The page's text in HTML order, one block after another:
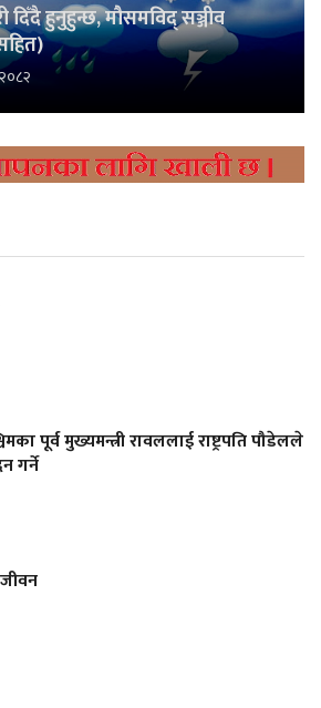
दिँदै हुनुहुन्छ, मौसमविद् सञ्जीव
पूर्व मुख्यमन्त्री रावललाई राष्ट्रपति पौडेलले
गर्ने
जीवन